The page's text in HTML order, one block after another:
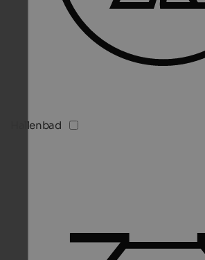
Hallenbad